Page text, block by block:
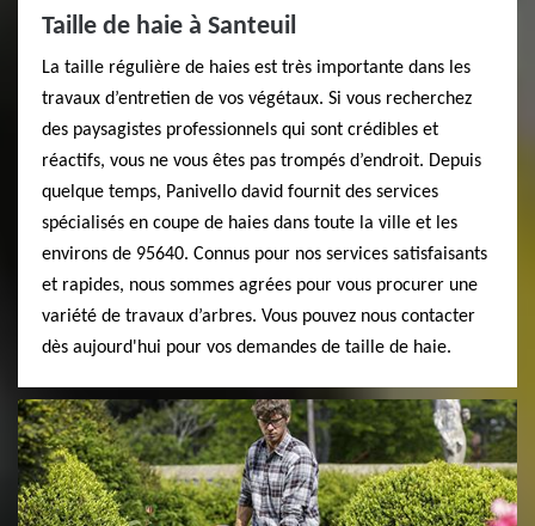
Taille de haie à Santeuil
La taille régulière de haies est très importante dans les
travaux d’entretien de vos végétaux. Si vous recherchez
des paysagistes professionnels qui sont crédibles et
réactifs, vous ne vous êtes pas trompés d’endroit. Depuis
quelque temps, Panivello david fournit des services
spécialisés en coupe de haies dans toute la ville et les
environs de 95640. Connus pour nos services satisfaisants
et rapides, nous sommes agrées pour vous procurer une
variété de travaux d’arbres. Vous pouvez nous contacter
dès aujourd'hui pour vos demandes de taille de haie.